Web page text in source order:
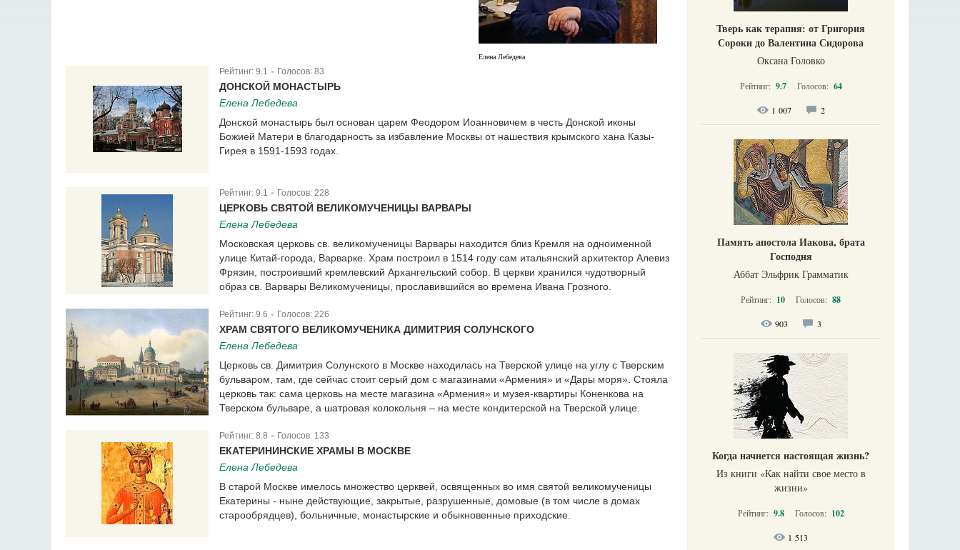
Елена Лебедева
Рейтинг: 9.1 Голосов: 83
ДОНСКОЙ МОНАСТЫРЬ
Елена Лебедева
Донской монастырь был основан царем Феодором Иоанновичем в честь Донской иконы
Божией Матери в благодарность за избавление Москвы от нашествия крымского хана Казы-
Гирея в 1591-1593 годах.
Рейтинг: 9.1 Голосов: 228
ЦЕРКОВЬ СВЯТОЙ ВЕЛИКОМУЧЕНИЦЫ ВАРВАРЫ
Елена Лебедева
Московская церковь св. великомученицы Варвары находится близ Кремля на одноименной
улице Китай-города, Варварке. Храм построил в 1514 году сам итальянский архитектор Алевиз
Фрязин, построивший кремлевский Архангельский собор. В церкви хранился чудотворный
образ св. Варвары Великомученицы, прославившийся во времена Ивана Грозного.
Рейтинг: 9.6 Голосов: 226
ХРАМ СВЯТОГО ВЕЛИКОМУЧЕНИКА ДИМИТРИЯ СОЛУНСКОГО
Елена Лебедева
Церковь св. Димитрия Солунского в Москве находилась на Тверской улице на углу с Тверским
бульваром, там, где сейчас стоит серый дом с магазинами «Армения» и «Дары моря». Стояла
церковь так: сама церковь на месте магазина «Армения» и музея-квартиры Коненкова на
Тверском бульваре, а шатровая колокольня – на месте кондитерской на Тверской улице.
Рейтинг: 8.8 Голосов: 133
ЕКАТЕРИНИНСКИЕ ХРАМЫ В МОСКВЕ
Елена Лебедева
В старой Москве имелось множество церквей, освященных во имя святой великомученицы
Екатерины - ныне действующие, закрытые, разрушенные, домовые (в том числе в домах
старообрядцев), больничные, монастырские и обыкновенные приходские.
Тверь как терапия: от Григория
Сороки до Валентина Сидорова
Оксана Головко
Рейтинг: 9.7 Голосов: 64
1 007 2
Память апостола Иакова, брата
Господня
Аббат Эльфрик Грамматик
Рейтинг: 10 Голосов: 88
903 3
Когда начнется настоящая жизнь?
Из книги «Как найти свое место в
жизни​»
Рейтинг: 9.8 Голосов: 102
1 513